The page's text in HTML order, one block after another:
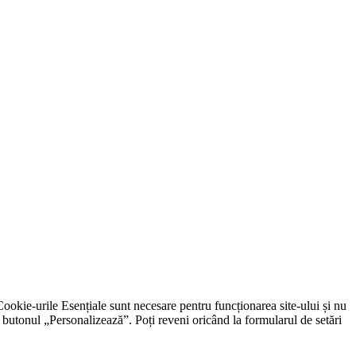
urile Esențiale sunt necesare pentru funcționarea site-ului și nu
„Personalizează”. Poți reveni oricând la formularul de setări